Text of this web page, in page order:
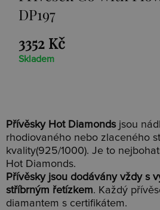
Přívěsky Hot Diamonds jsou
rhodiovaného nebo zlaceného
kvality(925/1000). Je to
Hot Diamonds.
Přívěsky jsou dodávány vždy s
stříbrným řetízkem. Každý
diamantem s certifikátem.